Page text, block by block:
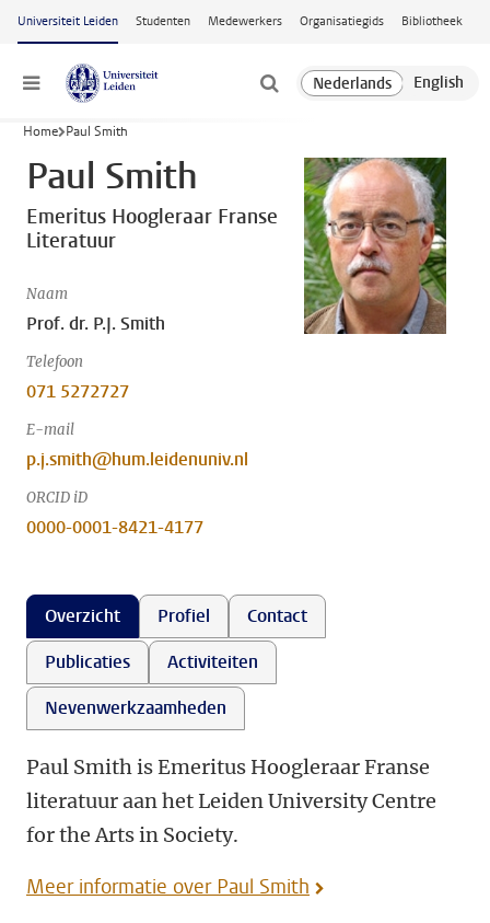
Ga naar hoofdinhoud
Universiteit Leiden Studenten Medewerkers Organisatiegids Bibliotheek
Menu
Home Paul Smith
Paul Smith
Emeritus Hoogleraar Franse
Literatuur
Naam
Prof. dr. P.J. Smith
Telefoon
071 5272727
E-mail
p.j.smith@hum.leidenuniv.nl
ORCID iD
0000-0001-8421-4177
Overzicht Profiel
Contact
Publicaties
Activiteiten
Nevenwerkzaamheden
Paul Smith is Emeritus Hoogleraar Franse
literatuur aan het Leiden University Centre
for the Arts in Society.
Meer informatie over Paul Smith